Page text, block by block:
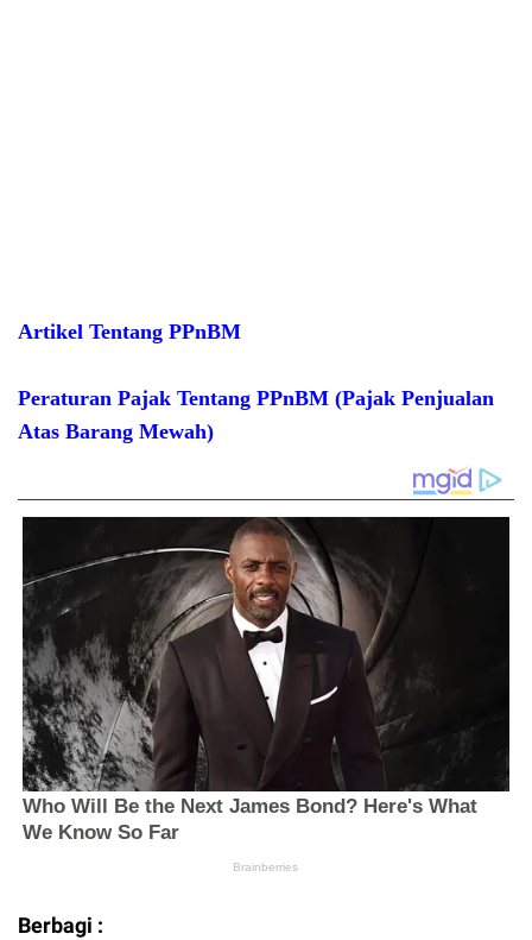
Artikel Tentang PPnBM
Peraturan Pajak Tentang PPnBM (Pajak Penjualan
Atas Barang Mewah)
Berbagi :